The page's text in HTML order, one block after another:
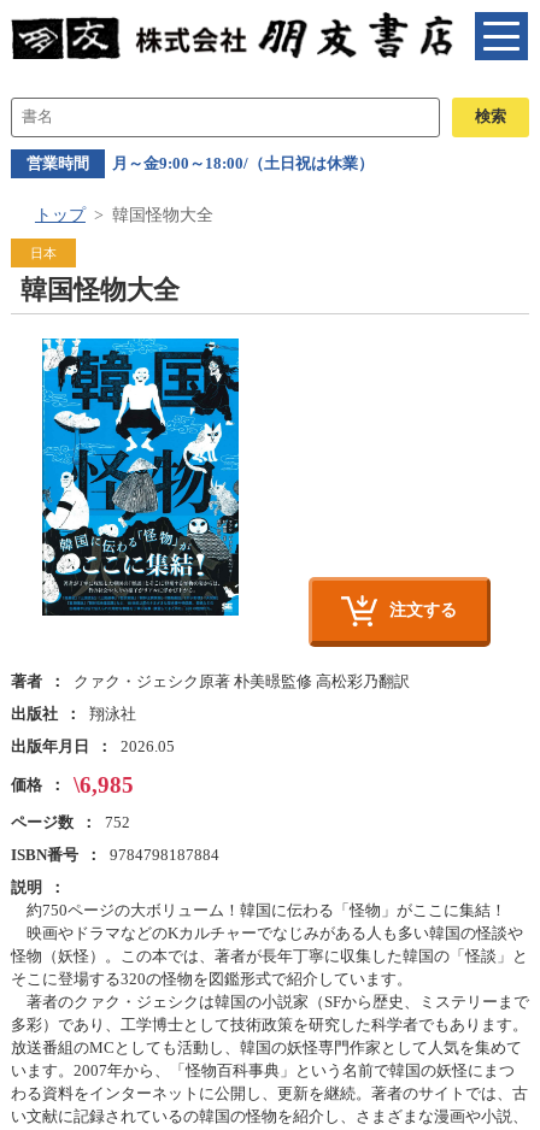
営業時間 月～金9:00～18:00/（土日祝は休業）
トップ 韓国怪物大全
日本
韓国怪物大全
注文する
著者
クァク・ジェシク原著 朴美暻監修 高松彩乃翻訳
出版社
翔泳社
出版年月日
2026.05
価格 \6,985
ページ数
752
ISBN番号
9784798187884
説明
約750ページの大ボリューム！韓国に伝わる「怪物」がここに集結！
映画やドラマなどのKカルチャーでなじみがある人も多い韓国の怪談や
怪物（妖怪）。この本では、著者が長年丁寧に収集した韓国の「怪談」と
そこに登場する320の怪物を図鑑形式で紹介しています。
著者のクァク・ジェシクは韓国の小説家（SFから歴史、ミステリーまで
多彩）であり、工学博士として技術政策を研究した科学者でもあります。
放送番組のMCとしても活動し、韓国の妖怪専門作家として人気を集めて
います。2007年から、「怪物百科事典」という名前で韓国の妖怪にまつ
わる資料をインターネットに公開し、更新を継続。著者のサイトでは、古
い文献に記録されているの韓国の怪物を紹介し、さまざまな漫画や小説、